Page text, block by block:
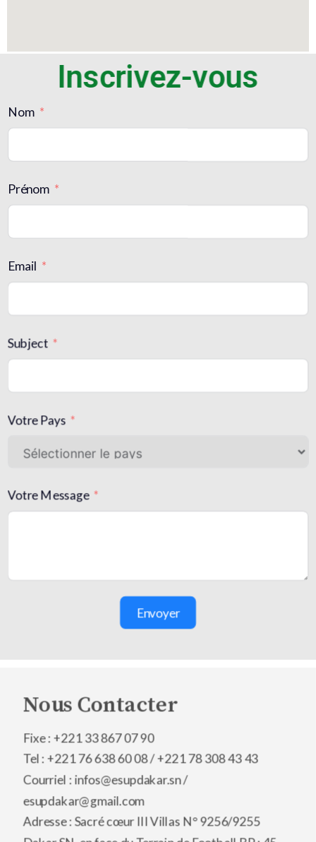
Inscrivez-vous
Nom
Prénom
Email
Subject
Votre Pays
Votre Message
Envoyer
Nous Contacter
Fixe : +221 33 867 07 90
Tel : +221 76 638 60 08 /+221 78 308 43 43
Courriel : infos@esupdakar.sn /
esupdakar@gmail.com
Adresse : Sacré cœur III Villas N° 9256/9255